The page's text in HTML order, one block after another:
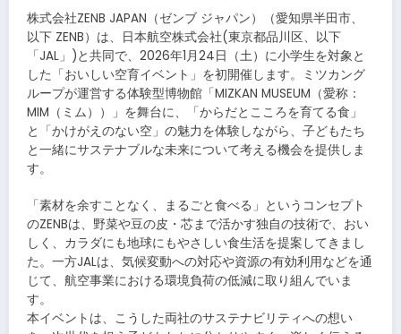
株式会社ZENB JAPAN（ゼンブ ジャパン）（愛知県半田市、
以下 ZENB）は、日本航空株式会社(東京都品川区、以下
「JAL」)と共同で、2026年1月24日（土）に小学生を対象と
した「おいしい空育イベント」を初開催します。ミツカング
ループが運営する体験型博物館「MIZKAN MUSEUM（愛称：
MIM（ミム））」を舞台に、「からだとこころを育てる食」
と「かけがえのない空」の魅力を体験しながら、子どもたち
と一緒にサステナブルな未来について考える機会を提供しま
す。
「素材を余すことなく、まるごと食べる」というコンセプト
のZENBは、野菜や豆の皮・芯まで活かす独自の技術で、おい
しく、カラダにも地球にもやさしい食生活を提案してきまし
た。一方JALは、気候変動への対応や資源の有効利用などを通
じて、航空事業における環境負荷の低減に取り組んでいま
す。
本イベントは、こうした両社のサステナビリティへの想い